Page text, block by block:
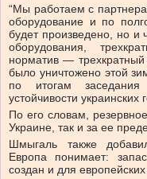
“Мы работаем с
оборудование и по
будет произведено, но и
оборудования,
норматив — трехкратный
было уничтожено этой
по итогам
устойчивости украинских
По его словам,
Украине, так и за ее
Шмыгаль также
Европа понимает:
создан и для европейских